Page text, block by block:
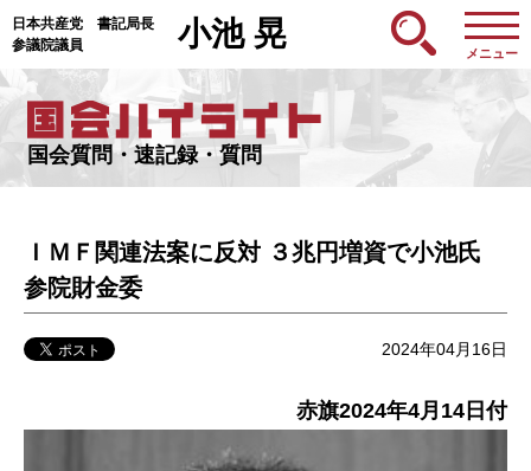
日本共産党 書記局長
参議院議員
小池 晃
メニュー
国会質問・速記録・質問
ＩＭＦ関連法案に反対 ３兆円増資で小池氏
参院財金委
2024年04月16日
赤旗2024年4月14日付